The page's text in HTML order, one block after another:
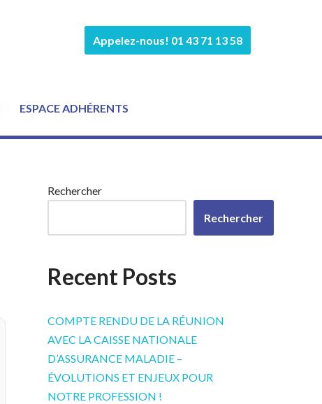
Appelez-nous! 01 43 71 13 58
ESPACE ADHÉRENTS
Rechercher
Rechercher
Recent Posts
COMPTE RENDU DE LA RÉUNION
AVEC LA CAISSE NATIONALE
D’ASSURANCE MALADIE –
ÉVOLUTIONS ET ENJEUX POUR
NOTRE PROFESSION !